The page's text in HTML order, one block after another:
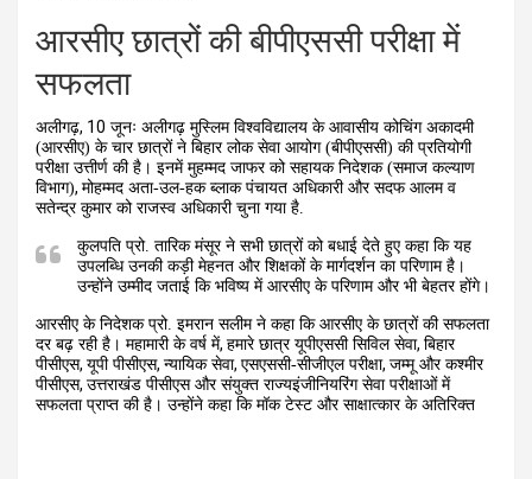
आरसीए छात्रों की बीपीएससी परीक्षा में
सफलता
अलीगढ़, 10 जूनः अलीगढ़ मुस्लिम विश्वविद्यालय के आवासीय कोचिंग अकादमी
(आरसीए) के चार छात्रों ने बिहार लोक सेवा आयोग (बीपीएससी) की प्रतियोगी
परीक्षा उत्तीर्ण की है। इनमें मुहम्मद जाफर को सहायक निदेशक (समाज कल्याण
विभाग), मोहम्मद अता-उल-हक ब्लाक पंचायत अधिकारी और सदफ आलम व
सतेन्द्र कुमार को राजस्व अधिकारी चुना गया है.
कुलपति प्रो. तारिक मंसूर ने सभी छात्रों को बधाई देते हुए कहा कि यह
उपलब्धि उनकी कड़ी मेहनत और शिक्षकों के मार्गदर्शन का परिणाम है।
उन्होंने उम्मीद जताई कि भविष्य में आरसीए के परिणाम और भी बेहतर होंगे।
आरसीए के निदेशक प्रो. इमरान सलीम ने कहा कि आरसीए के छात्रों की सफलता
दर बढ़ रही है। महामारी के वर्ष में, हमारे छात्र यूपीएससी सिविल सेवा, बिहार
पीसीएस, यूपी पीसीएस, न्यायिक सेवा, एसएससी-सीजीएल परीक्षा, जम्मू और कश्मीर
पीसीएस, उत्तराखंड पीसीएस और संयुक्त राज्यइंजीनियरिंग सेवा परीक्षाओं में
सफलता प्राप्त की है। उन्होंने कहा कि मॉक टेस्ट और साक्षात्कार के अतिरिक्त